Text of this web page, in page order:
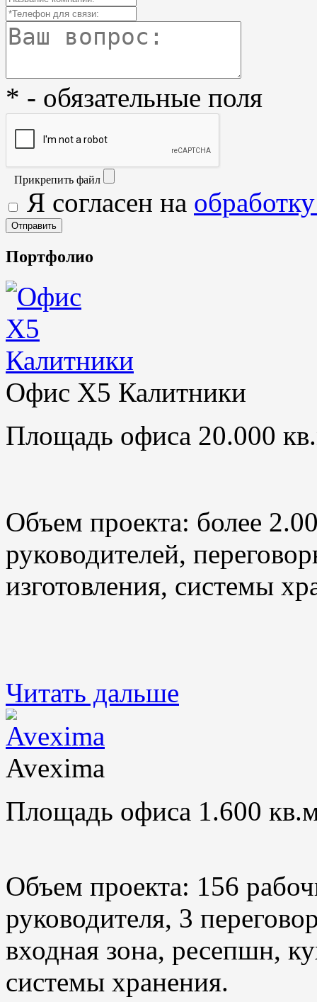
* - обязательные поля
Прикрепить файл
Я согласен на
Портфолио
Офис X5 Калитники
Площадь офиса 20.000
Объем проекта: более
руководителей,
изготовления, системы
Читать дальше
Avexima
Площадь офиса 1.600
Объем проекта: 156
руководителя, 3
входная зона, ресепшн,
системы хранения.